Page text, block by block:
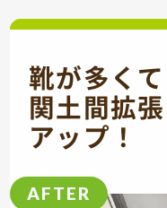
靴が多く
関土間拡
アップ！